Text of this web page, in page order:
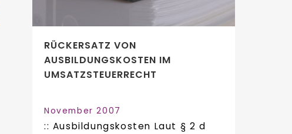
RÜCKERSATZ VON
AUSBILDUNGSKOSTEN IM
UMSATZSTEUERRECHT
November 2007
:: Ausbildungskosten Laut § 2 d